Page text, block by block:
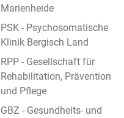
Marienheide
PSK - Psychosomatische
Klinik Bergisch Land
RPP - Gesellschaft für
Rehabilitation, Prävention
und Pflege
GBZ - Gesundheits- und